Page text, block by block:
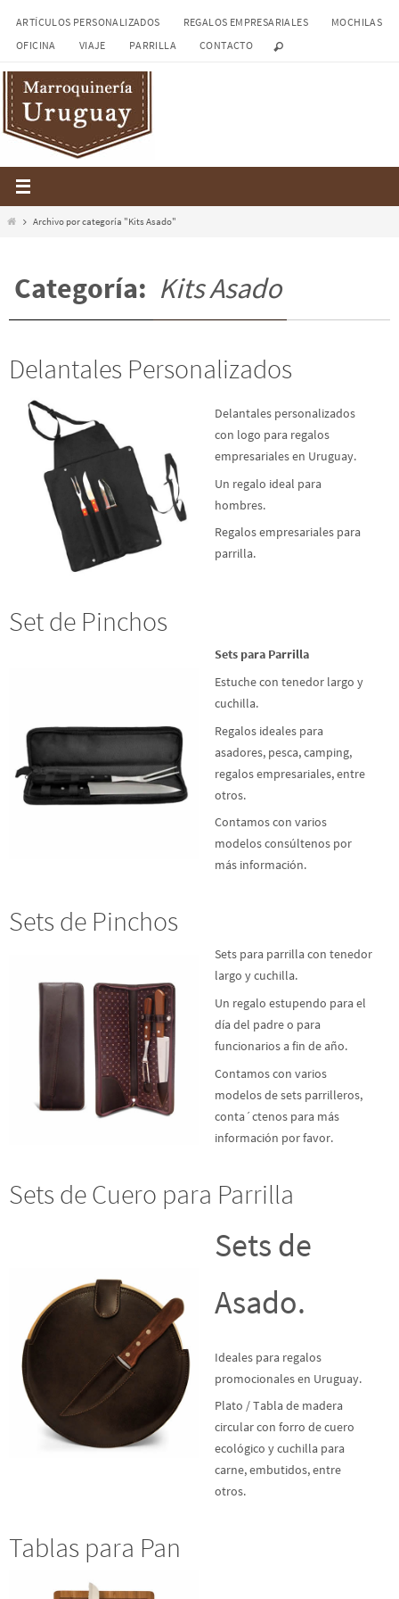
ARTÍCULOS PERSONALIZADOS REGALOS EMPRESARIALES
MOCHILAS
OFICINA
VIAJE PARRILLA CONTACTO
InicioArchivo por categoría "Kits Asado"
Categoría: Kits Asado
Delantales Personalizados
Delantales personalizados
con logo para regalos
empresariales en Uruguay.
Un regalo ideal para
hombres.
Regalos empresariales para
parrilla.
Set de Pinchos
Sets para Parrilla
Estuche con tenedor largo y
cuchilla.
Regalos ideales para
asadores, pesca, camping,
regalos empresariales, entre
otros.
Contamos con varios
modelos consúltenos por
más información.
Sets de Pinchos
Sets para parrilla con tenedor
largo y cuchilla.
Un regalo estupendo para el
día del padre o para
funcionarios a fin de año.
Contamos con varios
modelos de sets parrilleros,
conta´ctenos para más
información por favor.
Sets de Cuero para Parrilla
Sets de
Asado.
Ideales para regalos
promocionales en Uruguay.
Plato / Tabla de madera
circular con forro de cuero
ecológico y cuchilla para
carne, embutidos, entre
otros.
Tablas para Pan